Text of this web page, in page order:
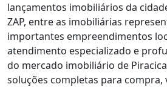
lançamentos imobiliários da
ZAP, entre as imobiliárias
importantes empreendimentos
atendimento especializado e
do mercado imobiliário de
soluções completas para compra,